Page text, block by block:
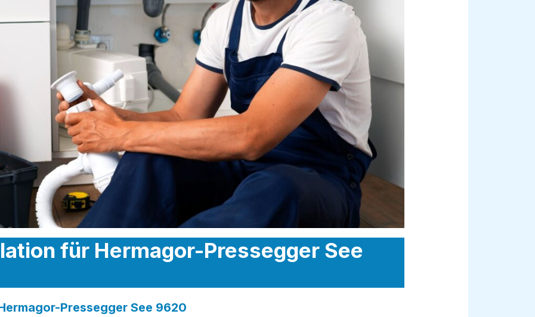
für Hermagor-Pressegger See
Pressegger See 9620